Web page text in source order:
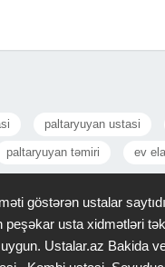
təmiriMənzil və
paltaryuyan ustasi
paltaryuyan təmiri ev
göstərən ustalar
peşəkar usta xidmətləri
Ustalar.az Bakida